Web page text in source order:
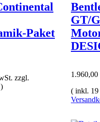
Paket
zzgl.
)
GT/
( inkl.